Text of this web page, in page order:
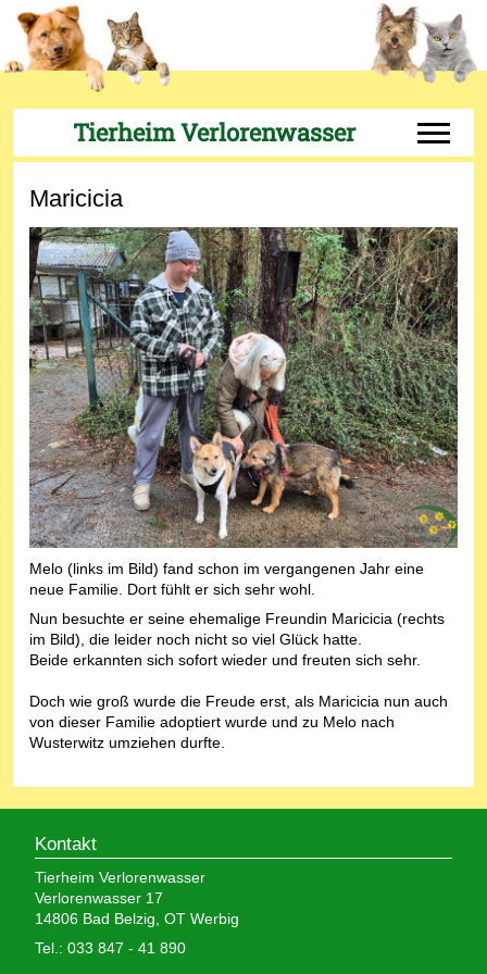
Tierheim Verlorenwasser Off-
Maricicia
Melo (links im Bild) fand schon im vergangenen Jahr eine
neue Familie. Dort fühlt er sich sehr wohl.
Nun besuchte er seine ehemalige Freundin Maricicia (rechts
im Bild), die leider noch nicht so viel Glück hatte.
Beide erkannten sich sofort wieder und freuten sich sehr.
Doch wie groß wurde die Freude erst, als Maricicia nun auch
von dieser Familie adoptiert wurde und zu Melo nach
Wusterwitz umziehen durfte.
Kontakt
Tierheim Verlorenwasser
Verlorenwasser 17
14806 Bad Belzig, OT Werbig
Tel.: 033 847 - 41 890